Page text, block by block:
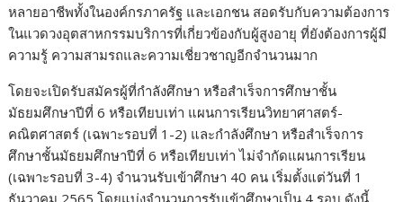
หลายอาชีพทั้งในองค์กรภาครัฐ และเอกชน สอดรับกับความต้องการ
ในแวดวงอุตสาหกรรมบริการที่เกี่ยวข้องกับผู้สูงอายุ ที่ยังต้องการผู้มี
ความรู้ ความสามรถและความเชี่ยวชาญอีกจำนวนมาก
โดยจะเปิดรับสมัครผู้ที่กำลังศึกษา หรือสำเร็จการศึกษาชั้น
มัธยมศึกษาปีที่ 6 หรือเทียบเท่า แผนการเรียนวิทยาศาสตร์-
คณิตศาสตร์ (เฉพาะรอบที่ 1-2) และกำลังศึกษา หรือสำเร็จการ
ศึกษาชั้นมัธยมศึกษาปีที่ 6 หรือเทียบเท่า ไม่จำกัดแผนการเรียน
(เฉพาะรอบที่ 3-4) จำนวนรับเข้าศึกษา 40 คน เริ่มตั้งแต่วันที่ 1
ธันวาคม 2565 โดยแบ่งจำนวนการรับเข้าศึกษาเป็น 4 รอบ ดังนี้